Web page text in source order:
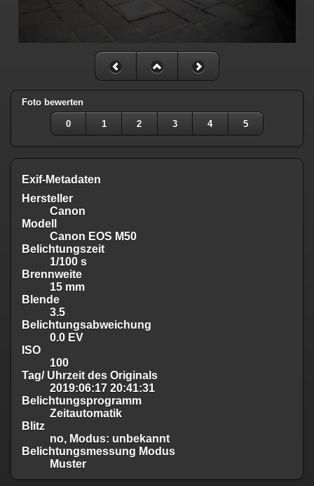
Foto bewerten
0 1 2 3 4 5
Exif-Metadaten
Hersteller
Canon
Modell
Canon EOS M50
Belichtungszeit
1/100 s
Brennweite
15 mm
Blende
3.5
Belichtungsabweichung
0.0 EV
ISO
100
Tag/ Uhrzeit des Originals
2019:06:17 20:41:31
Belichtungsprogramm
Zeitautomatik
Blitz
no, Modus: unbekannt
Belichtungsmessung Modus
Muster